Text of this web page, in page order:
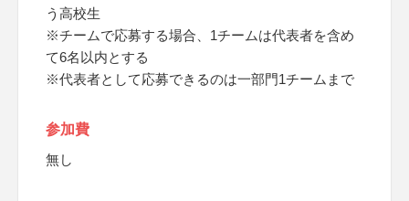
う高校生
※チームで応募する場合、1チームは代表者を含め
て6名以内とする
※代表者として応募できるのは一部門1チームまで
参加費
無し